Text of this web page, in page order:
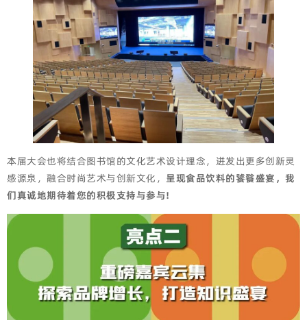
本届大会也将结合图书馆的文化艺术设计理念，迸发出更多创新灵
感源泉，融合时尚艺术与创新文化， 呈现食品饮料的饕餮盛宴，我
们真诚地期待着您的积极支持与参与!